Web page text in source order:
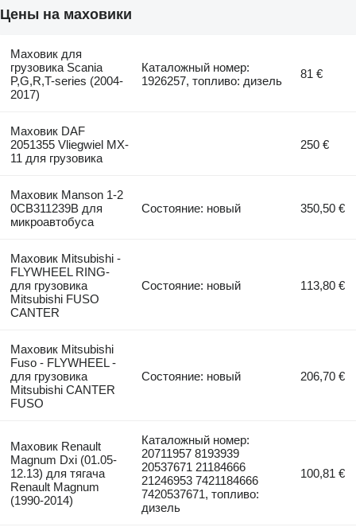
Цены на маховики
Маховик для
грузовика Scania
P,G,R,T-series (2004-
2017)
Каталожный номер:
1926257, топливо: дизель
81 €
Маховик DAF
2051355 Vliegwiel MX-
11 для грузовика
250 €
Маховик Manson 1-2
0CB311239B для
микроавтобуса
Состояние: новый 350,50 €
Маховик Mitsubishi -
FLYWHEEL RING-
для грузовика
Mitsubishi FUSO
CANTER
Состояние: новый 113,80 €
Маховик Mitsubishi
Fuso - FLYWHEEL -
для грузовика
Mitsubishi CANTER
FUSO
Состояние: новый 206,70 €
Маховик Renault
Magnum Dxi (01.05-
12.13) для тягача
Renault Magnum
(1990-2014)
Каталожный номер:
20711957 8193939
20537671 21184666
21246953 7421184666
7420537671, топливо:
дизель
100,81 €